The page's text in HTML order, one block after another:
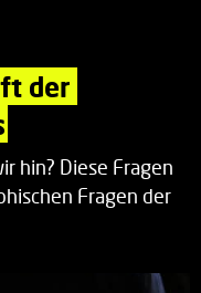
der
hin? Diese Fragen
Fragen der